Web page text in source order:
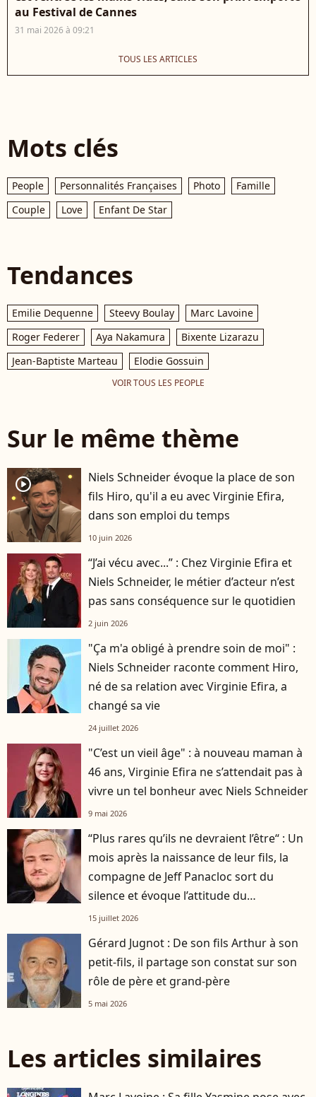
au Festival de Cannes
31 mai 2026 à 09:21
TOUS LES ARTICLES
Mots clés
People Personnalités Françaises Photo
Famille
Couple
Love Enfant De Star
Tendances
Emilie Dequenne Steevy Boulay
Marc Lavoine
Roger Federer
Aya Nakamura
Bixente Lizarazu
Jean-Baptiste Marteau
Elodie Gossuin
VOIR TOUS LES PEOPLE
Sur le même thème
player2
Niels Schneider évoque la place de son
fils Hiro, qu'il a eu avec Virginie Efira,
dans son emploi du temps
10 juin 2026
“J’ai vécu avec...” : Chez Virginie Efira et
Niels Schneider, le métier d’acteur n’est
pas sans conséquence sur le quotidien
2 juin 2026
"Ça m'a obligé à prendre soin de moi" :
Niels Schneider raconte comment Hiro,
né de sa relation avec Virginie Efira, a
changé sa vie
24 juillet 2026
"C’est un vieil âge" : à nouveau maman à
46 ans, Virginie Efira ne s’attendait pas à
vivre un tel bonheur avec Niels Schneider
9 mai 2026
“Plus rares qu’ils ne devraient l’être“ : Un
mois après la naissance de leur fils, la
compagne de Jeff Panacloc sort du
silence et évoque l’attitude du
ventriloque dans cette aventure
15 juillet 2026
Gérard Jugnot : De son fils Arthur à son
petit-fils, il partage son constat sur son
rôle de père et grand-père
5 mai 2026
Les articles similaires